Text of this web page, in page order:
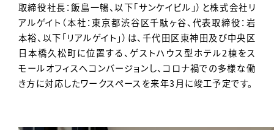
取締役社長：飯島一暢、以下「サンケイビル」）と株式会社リ
アルゲイト（本社：東京都渋谷区千駄ヶ谷、代表取締役：岩
本裕、以下「リアルゲイト」）は、千代田区東神田及び中央区
日本橋久松町に位置する、ゲストハウス型ホテル2棟をス
モールオフィスへコンバージョンし、コロナ禍での多様な働
き方に対応したワークスペースを来年3月に竣工予定です。